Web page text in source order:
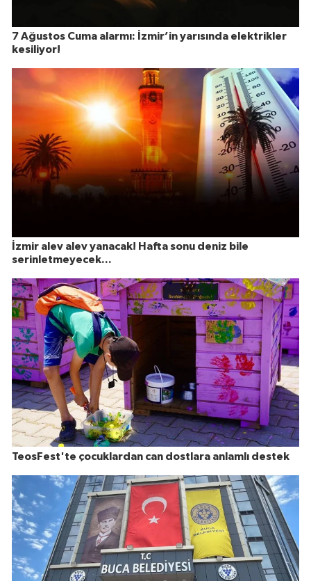
7 Ağustos Cuma alarmı: İzmir’in yarısında elektrikler
kesiliyor!
İzmir alev alev yanacak! Hafta sonu deniz bile
serinletmeyecek...
TeosFest'te çocuklardan can dostlara anlamlı destek